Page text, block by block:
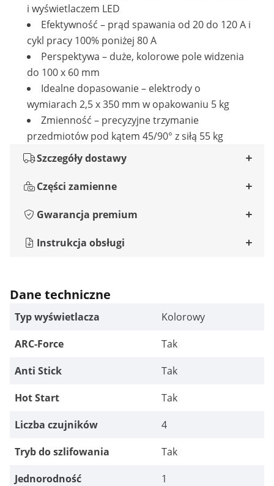
i wyświetlaczem LED
Efektywność – prąd spawania od 20 do 120 A i
cykl pracy 100% poniżej 80 A
Perspektywa – duże, kolorowe pole widzenia
do 100 x 60 mm
Idealne dopasowanie – elektrody o
wymiarach 2,5 x 350 mm w opakowaniu 5 kg
Zmienność – precyzyjne trzymanie
przedmiotów pod kątem 45/90° z siłą 55 kg
Szczegóły dostawy
Części zamienne
Gwarancja premium
Instrukcja obsługi
Dane techniczne
Typ wyświetlacza
Kolorowy
ARC-Force
Tak
Anti Stick
Tak
Hot Start
Tak
Liczba czujników
4
Tryb do szlifowania
Tak
Jednorodność
1